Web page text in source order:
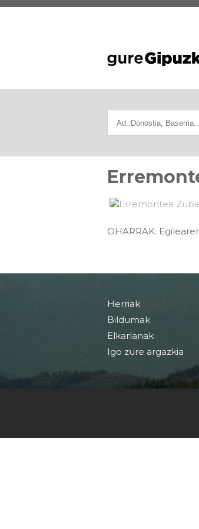
OHARRAK:
Herriak
Bildumak
Elkarlanak
Igo zure argazkia